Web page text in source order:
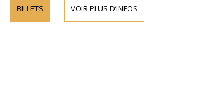
BILLETS VOIR PLUS D’INFOS